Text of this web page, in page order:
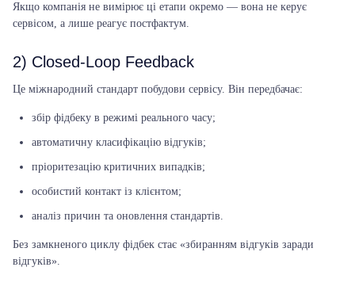
Якщо компанія не вимірює ці етапи окремо — вона не керує
сервісом, а лише реагує постфактум.
2) Closed-Loop Feedback
Це міжнародний стандарт побудови сервісу. Він передбачає:
збір фідбеку в режимі реального часу;
автоматичну класифікацію відгуків;
пріоритезацію критичних випадків;
особистий контакт із клієнтом;
аналіз причин та оновлення стандартів.
Без замкненого циклу фідбек стає «збиранням відгуків заради
відгуків».